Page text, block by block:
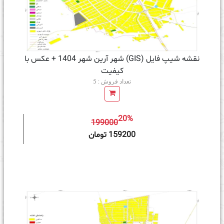
نقشه شیپ فایل (GIS) شهر آرین شهر 1404 + عکس با
کیفیت
تعداد فروش : 5
19900020%
159200 تومان